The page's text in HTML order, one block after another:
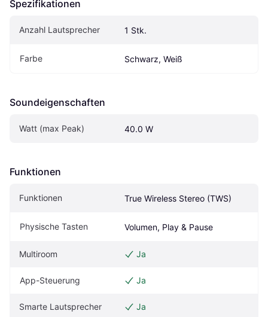
Spezifikationen
Anzahl Lautsprecher 1 Stk.
Farbe Schwarz, Weiß
Soundeigen­schaften
Watt (max Peak) 40.0 W
Funktionen
Funktionen True Wireless Stereo (TWS)
Physische Tasten Volumen, Play & Pause
Multiroom Ja
App-Steuerung Ja
Smarte Lautsprecher Ja